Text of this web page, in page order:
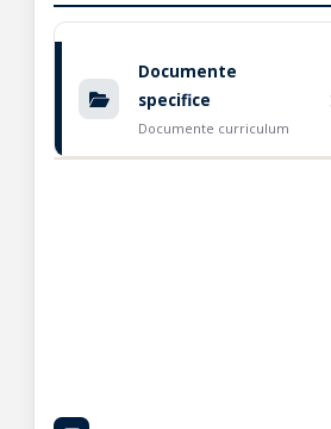
Documente
specifice
Documente curriculum